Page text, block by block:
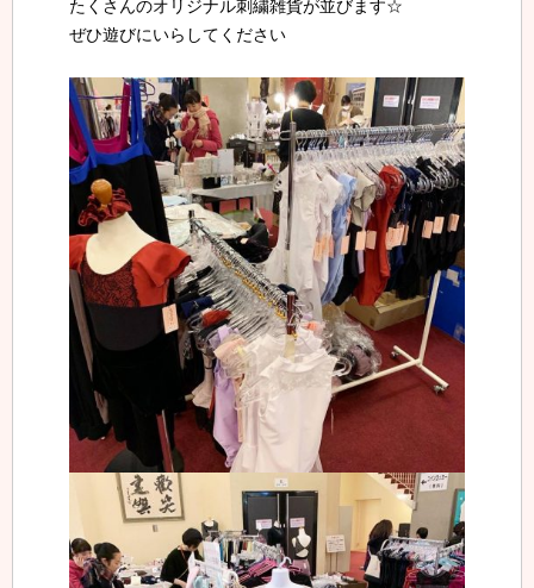
たくさんのオリジナル刺繍雑貨が並びます☆
ぜひ遊びにいらしてください